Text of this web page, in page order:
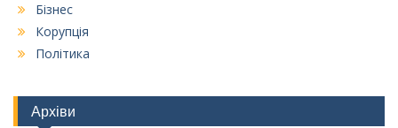
Бізнес
Корупція
Політика
Архіви